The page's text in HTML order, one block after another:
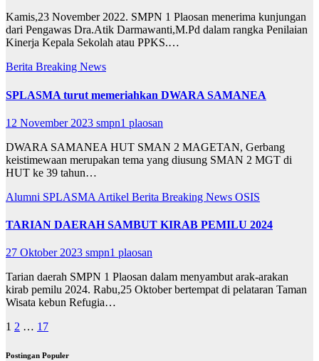
Kamis,23 November 2022. SMPN 1 Plaosan menerima kunjungan
dari Pengawas Dra.Atik Darmawanti,M.Pd dalam rangka Penilaian
Kinerja Kepala Sekolah atau PPKS.…
Berita Breaking News
SPLASMA turut memeriahkan DWARA SAMANEA
12 November 2023 smpn1 plaosan
DWARA SAMANEA HUT SMAN 2 MAGETAN, Gerbang
keistimewaan merupakan tema yang diusung SMAN 2 MGT di
HUT ke 39 tahun…
Alumni SPLASMA Artikel Berita Breaking News OSIS
TARIAN DAERAH SAMBUT KIRAB PEMILU 2024
27 Oktober 2023 smpn1 plaosan
Tarian daerah SMPN 1 Plaosan dalam menyambut arak-arakan
kirab pemilu 2024. Rabu,25 Oktober bertempat di pelataran Taman
Wisata kebun Refugia…
Paginasi
pos
1 2 … 17
Postingan Populer